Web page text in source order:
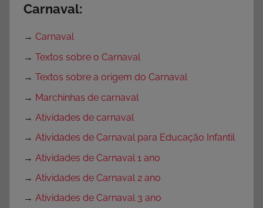
Carnaval:
→ Carnaval
→ Textos sobre o Carnaval
→ Textos sobre a origem do Carnaval
→ Marchinhas de carnaval
→ Atividades de carnaval
→ Atividades de Carnaval para Educação Infantil
→ Atividades de Carnaval 1 ano
→ Atividades de Carnaval 2 ano
→ Atividades de Carnaval 3 ano